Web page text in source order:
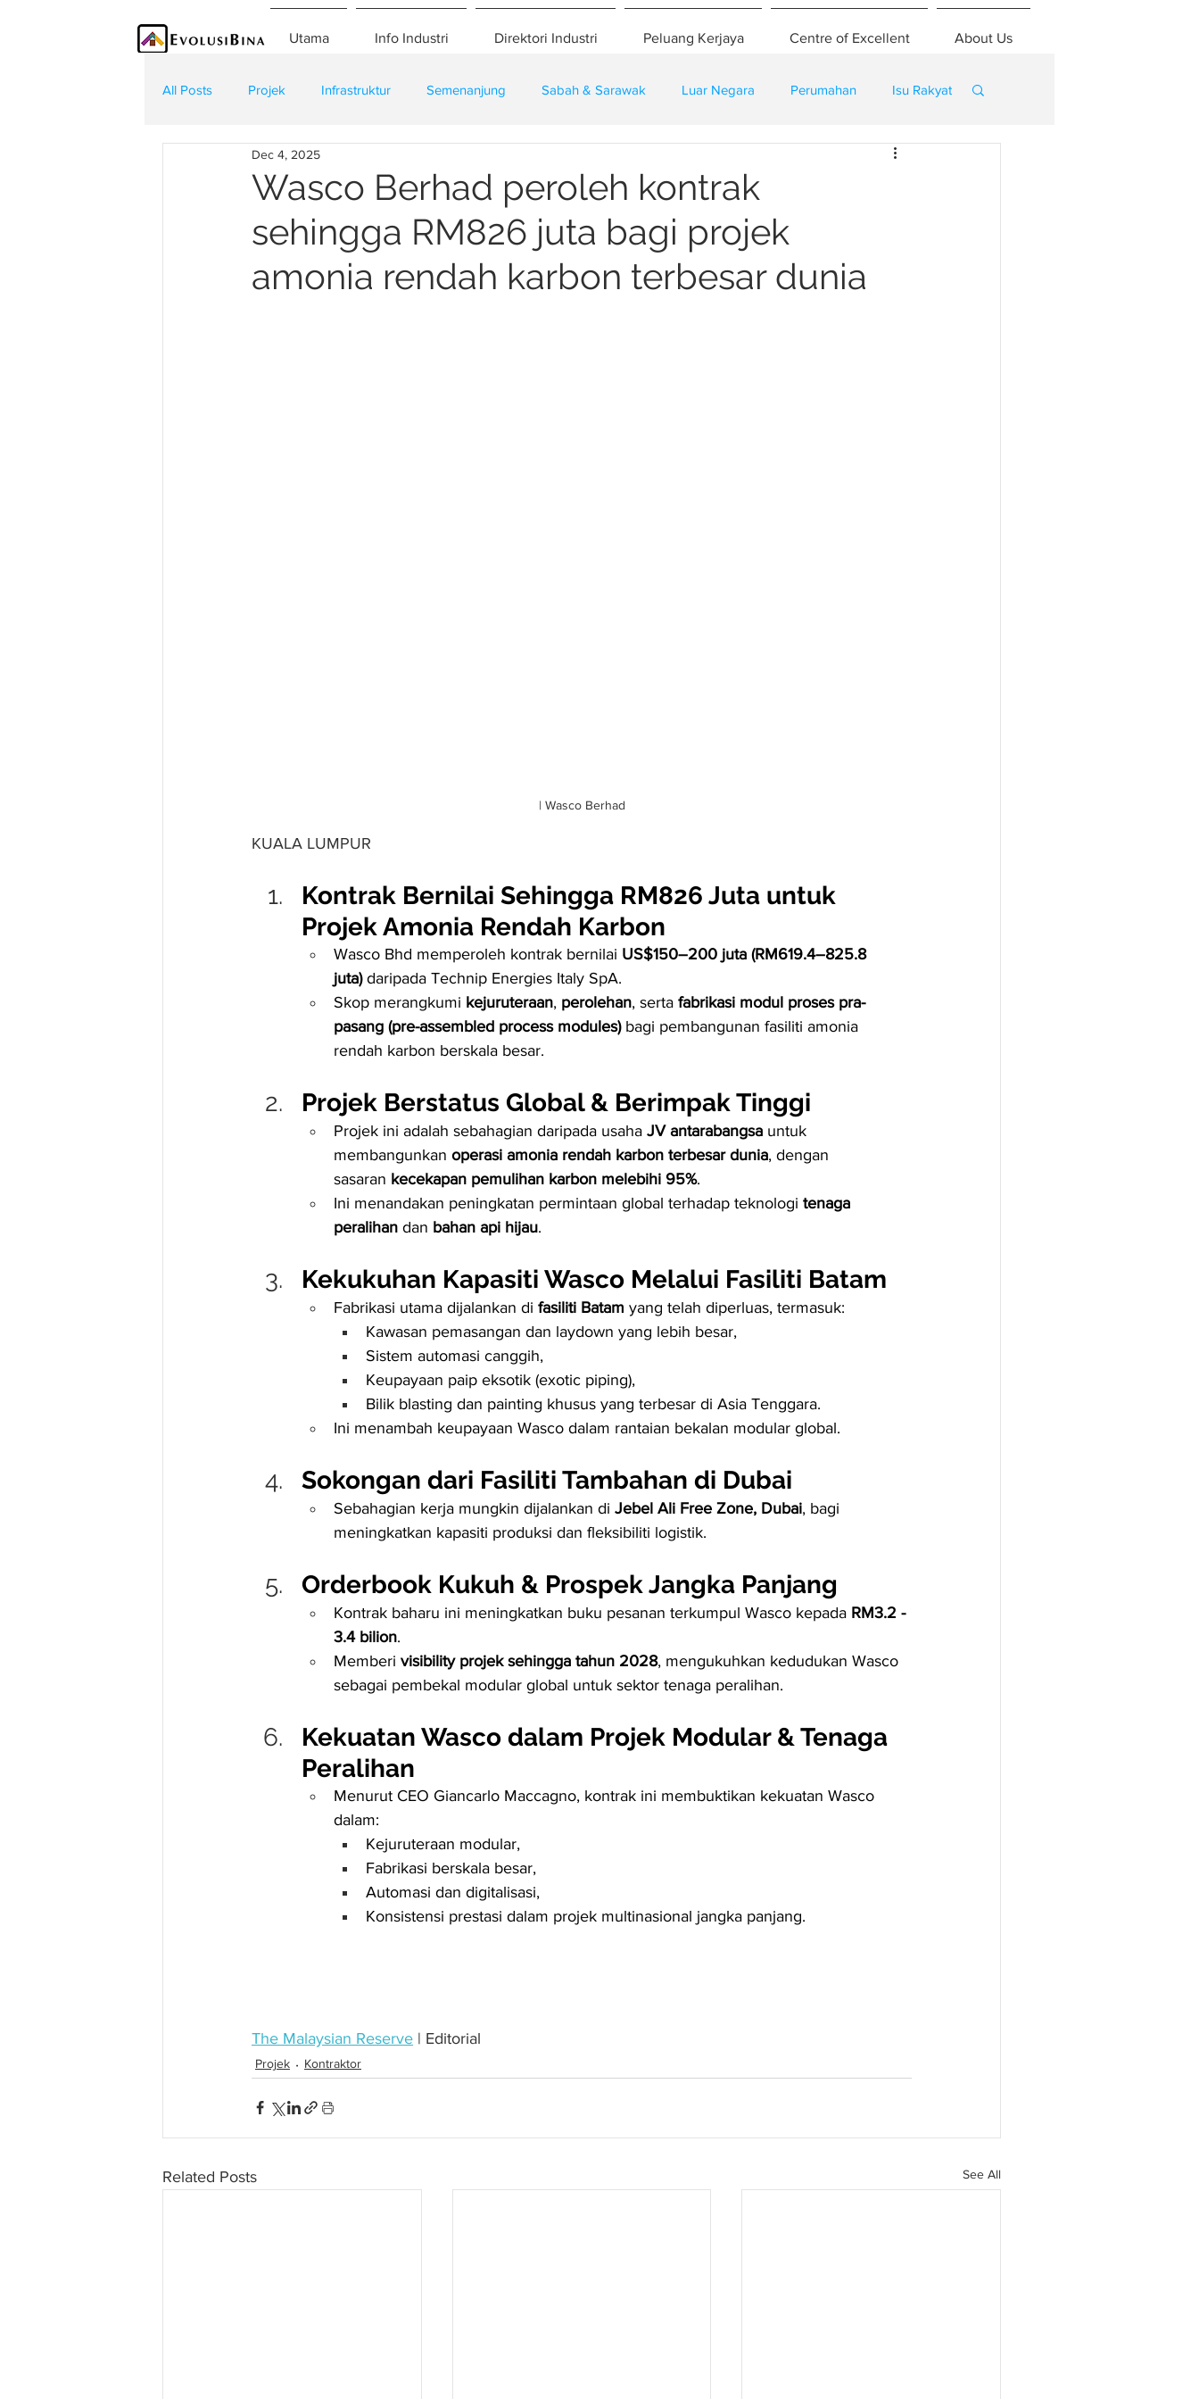
Utama Info Industri Direktori Industri Peluang Kerjaya Centre of Excellent About Us
All Posts Projek Infrastruktur Semenanjung Sabah & Sarawak Luar Negara Perumahan Isu Rakyat
Teknologi Kontraktor
Wasco Berhad peroleh kontrak
sehingga RM826 juta bagi projek
amonia rendah karbon terbesar dunia
Dec 4, 2025
| Wasco Berhad
KUALA LUMPUR
Kontrak Bernilai Sehingga RM826 Juta untuk
Projek Amonia Rendah Karbon
Wasco Bhd memperoleh kontrak bernilai US$150–200 juta (RM619.4–825.8
juta) daripada Technip Energies Italy SpA.
Skop merangkumi kejuruteraan, perolehan, serta fabrikasi modul proses pra-
pasang (pre-assembled process modules) bagi pembangunan fasiliti amonia
rendah karbon berskala besar.
Projek Berstatus Global & Berimpak Tinggi
Projek ini adalah sebahagian daripada usaha JV antarabangsa untuk
membangunkan operasi amonia rendah karbon terbesar dunia, dengan
sasaran kecekapan pemulihan karbon melebihi 95%.
Ini menandakan peningkatan permintaan global terhadap teknologi tenaga
peralihan dan bahan api hijau.
Kekukuhan Kapasiti Wasco Melalui Fasiliti Batam
Fabrikasi utama dijalankan di fasiliti Batam yang telah diperluas, termasuk:
Kawasan pemasangan dan laydown yang lebih besar,
Sistem automasi canggih,
Keupayaan paip eksotik (exotic piping),
Bilik blasting dan painting khusus yang terbesar di Asia Tenggara.
Ini menambah keupayaan Wasco dalam rantaian bekalan modular global.
Sokongan dari Fasiliti Tambahan di Dubai
Sebahagian kerja mungkin dijalankan di Jebel Ali Free Zone, Dubai, bagi
meningkatkan kapasiti produksi dan fleksibiliti logistik.
Orderbook Kukuh & Prospek Jangka Panjang
Kontrak baharu ini meningkatkan buku pesanan terkumpul Wasco kepada RM3.2 -
3.4 bilion.
Memberi visibility projek sehingga tahun 2028, mengukuhkan kedudukan Wasco
sebagai pembekal modular global untuk sektor tenaga peralihan.
Kekuatan Wasco dalam Projek Modular & Tenaga
Peralihan
Menurut CEO Giancarlo Maccagno, kontrak ini membuktikan kekuatan Wasco
dalam:
Kejuruteraan modular,
Fabrikasi berskala besar,
Automasi dan digitalisasi,
Konsistensi prestasi dalam projek multinasional jangka panjang.
The Malaysian Reserve | Editorial
Projek Kontraktor
Related Posts See All